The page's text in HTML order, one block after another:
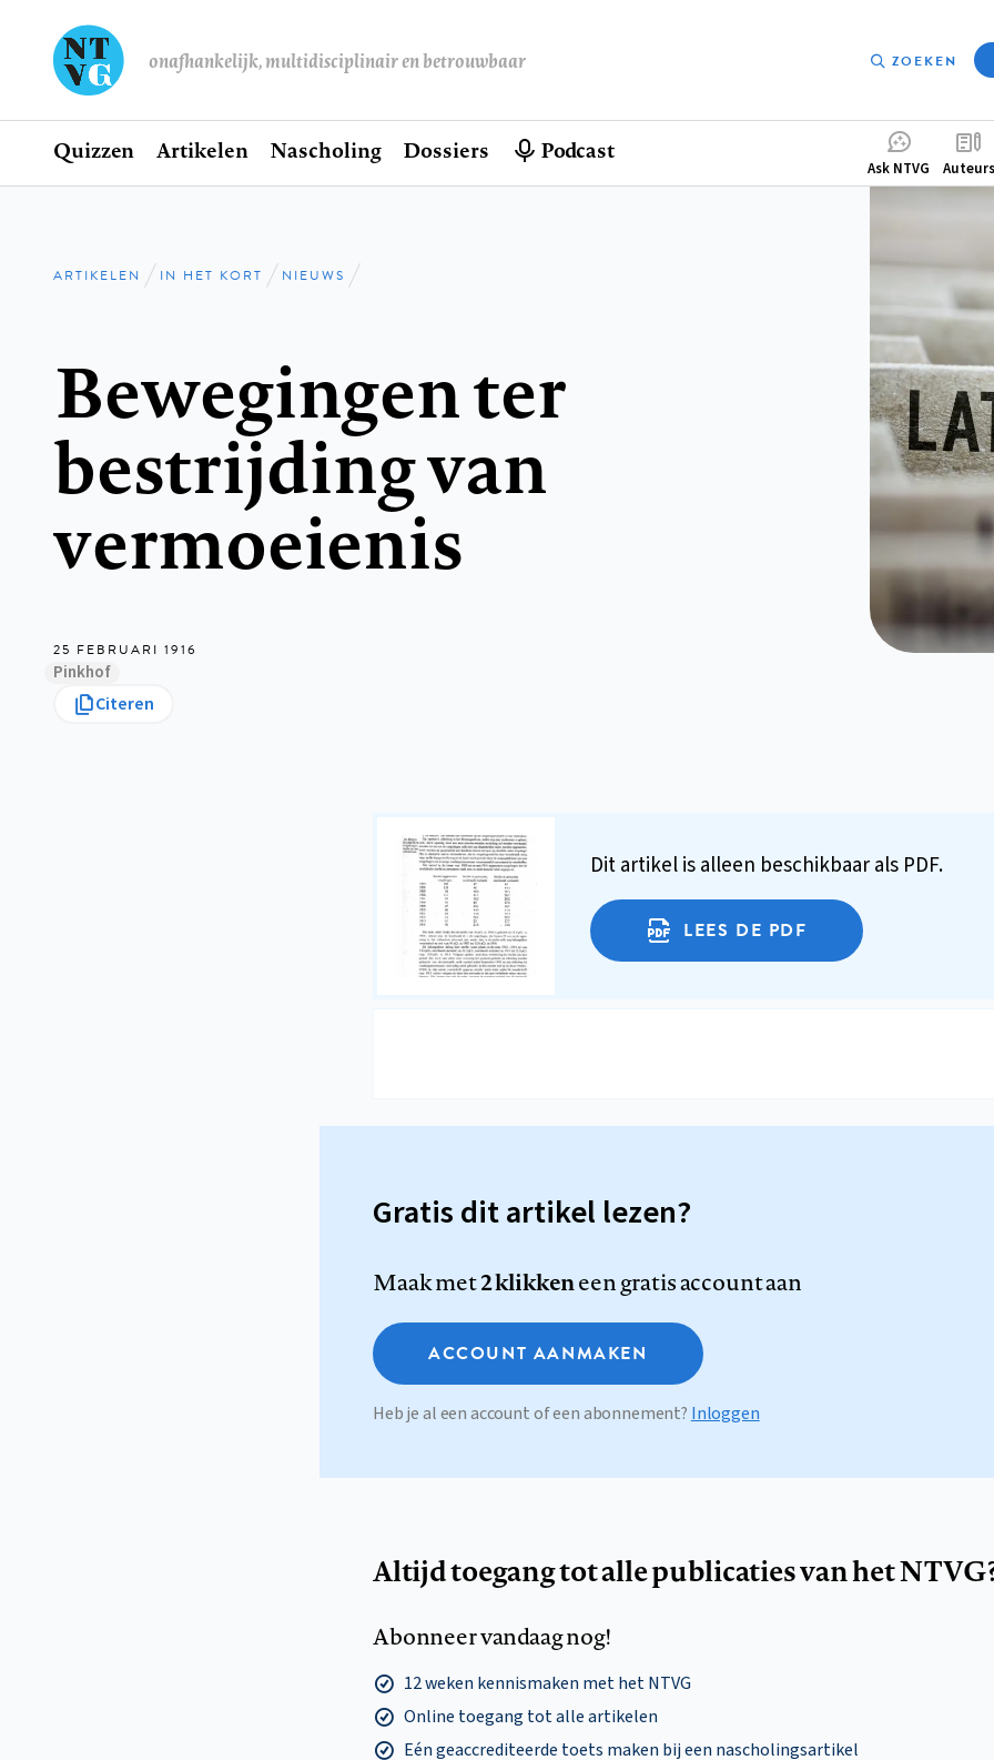
onafhankelijk, multidisciplinair en betrouwbaar ZOEKEN
Hoofdnavigatie
Home
Quizzen Artikelen Nascholing Dossiers Podcast
Ask NTVG Auteurs
Kruimelpad
ARTIKELEN IN HET KORT NIEUWS
Bewegingen ter
bestrijding van
vermoeienis
25 FEBRUARI 1916
Pinkhof
Citeren
Dit artikel is alleen beschikbaar als PDF.
LEES DE PDF
Gratis dit artikel lezen?
Maak met2 klikkeneen gratis account aan
ACCOUNT AANMAKEN
Heb je al een account of een abonnement? Inloggen
Altijd toegang tot alle publicaties van het
Abonneer vandaag nog!
12 weken kennismaken met het NTVG
Online toegang tot alle artikelen
Eén geaccrediteerde toets maken bij een nascholingsartikel